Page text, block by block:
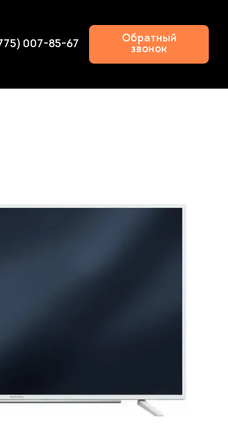
007-85-67
Обратный
звонок